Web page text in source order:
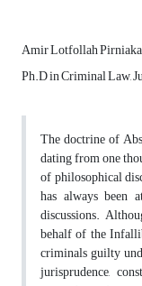
Amir Lotfollah
Ph.D in Criminal Law,
The doctrine of
dating from one
of philosophical
has always been
discussions.
behalf of the
criminals guilty
jurisprudence,